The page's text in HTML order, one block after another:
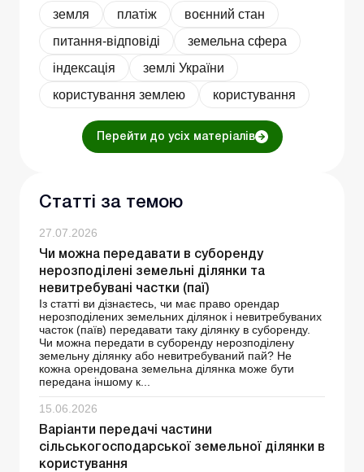
земля платіж
воєнний стан
питання-відповіді
земельна сфера
індексація
землі України
користування землею
користування
Перейти до усіх матеріалів
Статті за темою
27.07.2026
Чи можна передавати в суборенду
нерозподілені земельні ділянки та
невитребувані частки (паї)
Із статті ви дізнаєтесь, чи має право орендар
нерозподілених земельних ділянок і невитребуваних
часток (паїв) передавати таку ділянку в суборенду.
Чи можна передати в суборенду нерозподілену
земельну ділянку або невитребуваний пай? Не
кожна орендована земельна ділянка може бути
передана іншому к...
15.06.2026
Варіанти передачі частини
сільськогосподарської земельної ділянки в
користування